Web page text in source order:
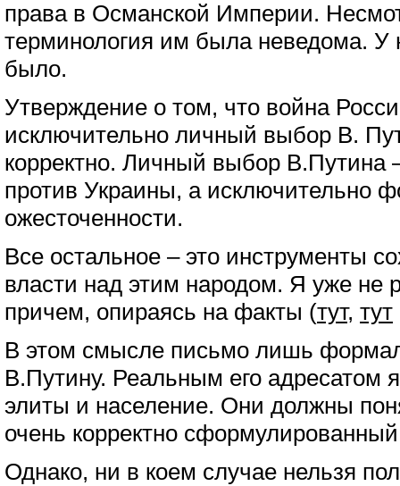
права в Османской Империи.
терминология им была неведома. У
было.
Утверждение о том, что война
исключительно личный выбор В.
корректно. Личный выбор В.Путина
против Украины, а исключительно
ожесточенности.
Все остальное – это инструменты
власти над этим народом. Я уже не
причем, опираясь на факты (тут, тут
В этом смысле письмо лишь
В.Путину. Реальным его адресатом
элиты и население. Они должны
очень корректно
Однако, ни в коем случае нельзя